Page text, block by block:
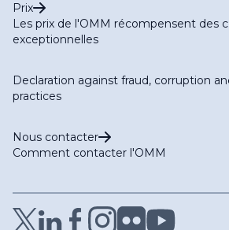
Prix
Les prix de l'OMM récompensent des
exceptionnelles
Declaration against fraud, corruption
practices
Nous contacter
Comment contacter l'OMM